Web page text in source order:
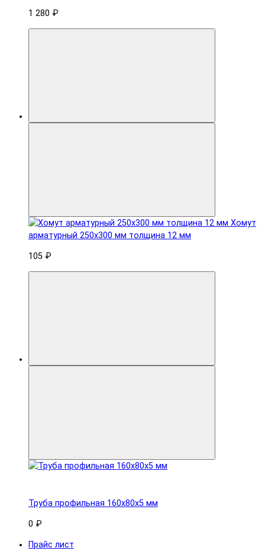
1 280 ₽
Хомут
арматурный 250x300 мм толщина 12 мм
105 ₽
Труба профильная 160x80х5 мм
0 ₽
Прайс лист